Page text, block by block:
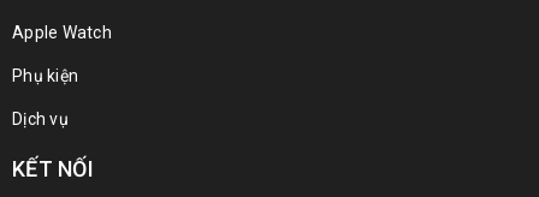
Apple Watch
Phụ kiện
Dịch vụ
KẾT NỐI